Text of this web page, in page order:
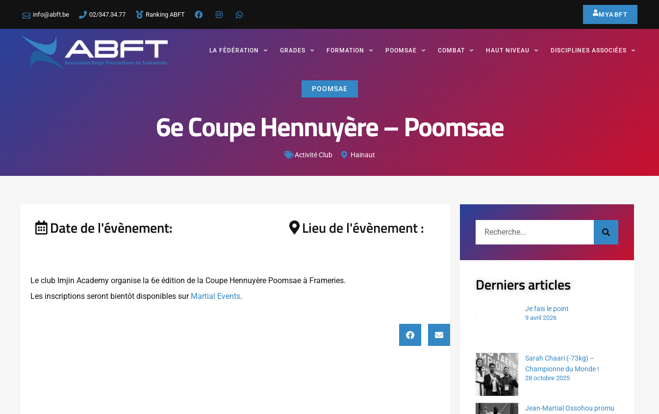
info@abft.be 02/347.34.77 Ranking ABFT MYABFT
LA FÉDÉRATION GRADES FORMATION POOMSAE COMBAT HAUT NIVEAU DISCIPLINES ASSOCIÉES
POOMSAE
6e Coupe Hennuyère – Poomsae
Activité Club Hainaut
Date de l'évènement: Lieu de l'évènement :
Le club Imjin Academy organise la 6e édition de la Coupe Hennuyère Poomsae à Frameries.
Les inscriptions seront bientôt disponibles sur Martial Events.
Derniers articles
Je fais le point
9 avril 2026
Sarah Chaari (-73kg) –
Championne du Monde !
28 octobre 2025
Jean-Martial Ossohou promu